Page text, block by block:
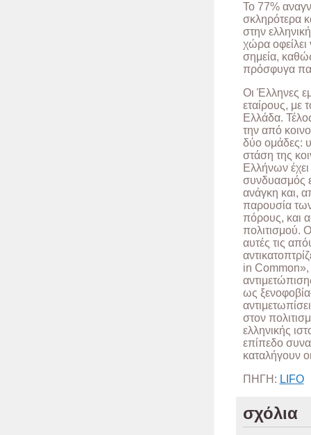
Το 77%
σκληρότερα
στην
χώρα οφείλει
σημεία,
πρόσφυγα
Οι Έλληνες
εταίρους, με
Ελλάδα.
την από
δύο ομάδες:
στάση της
Ελλήνων έχει
συνδυασμός
ανάγκη και,
παρουσία
πόρους, και
πολιτισμού.
αυτές τις
in Common»,
ως
στον
ελληνικής
επίπεδο
καταλήγουν
ΠΗΓΗ: LIFO
σχόλια